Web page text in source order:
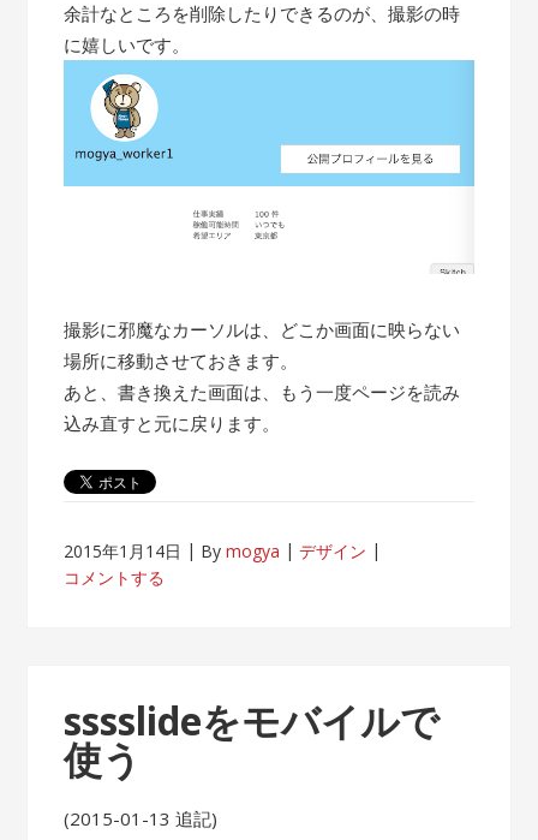
余計なところを削除したりできるのが、撮影の時
に嬉しいです。
撮影に邪魔なカーソルは、どこか画面に映らない
場所に移動させておきます。
あと、書き換えた画面は、もう一度ページを読み
込み直すと元に戻ります。
2015年1月14日 Bymogya
デザイン
コメントする
sssslideをモバイルで
使う
(2015-01-13 追記)